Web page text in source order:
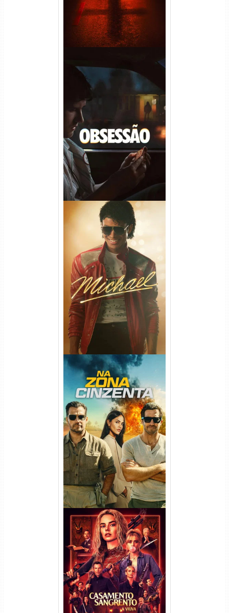
Obsessão Torrent (2026)
WEB-DL 1080p/4K Dual
Áudio
Michael Torrent (2026) WEB-
DL 1080p/4K Dual Áudio
Na Zona Cinzenta Torrent
(2026) WEB-DL 1080p/4K
Dual Áudio
Casamento Sangrento: A
Viúva Torrent (2026) WEB-DL
720p/1080p/4K Dual Áudio